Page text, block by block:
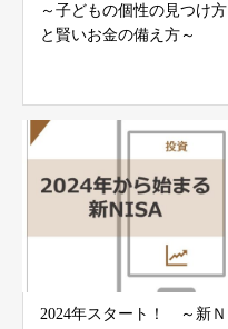
～子どもの個性の見つけ方
と賢いお金の備え方～
2024年スタート！ ～新Ｎ